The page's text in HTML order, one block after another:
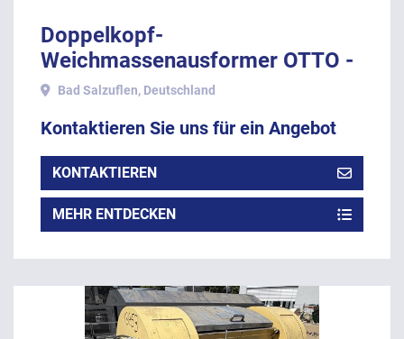
Doppelkopf-
Weichmassenausformer OTTO -
Type OKA-Automat-600 mit zwei
Bad Salzuflen, Deutschland
Kontaktieren Sie uns für ein Angebot
KONTAKTIEREN
MEHR ENTDECKEN